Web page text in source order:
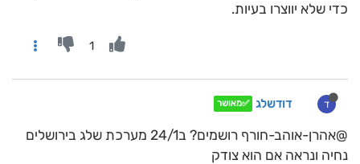
כדי שלא יווצרו בעיות.
1
ד דודשלג ✅מאושר
@אהרן-אוהב-חורף רושמים? ב24/1 מערכת שלג בירושלים
נחיה ונראה אם הוא צודק